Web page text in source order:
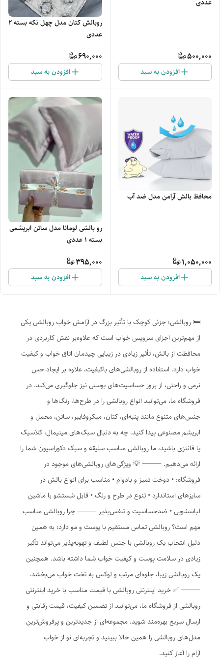
عددی
500,000
افزودن به سبد
روبالش کتان مدل چهل تکه بسته 2
عددی
690,000
افزودن به سبد
محافظ بالش آرامن مدل ضد آب
1,050,000
افزودن به سبد
رو بالشی لومانا مدل ساتن ابریشمی
بسته 1 عددی
395,000
افزودن به سبد
🛏 روبالشی؛ جزئی کوچک با تأثیر بزرگ در آرامش خواب روبالشی یکی
از مهم‌ترین اجزای سرویس خواب است که علاوه‌بر نقش کاربردی در
محافظت از بالش، تأثیر زیادی در زیبایی چیدمان اتاق خواب و کیفیت
خواب دارد. استفاده از روبالشی‌های با‌کیفیت، علاوه بر ایجاد حس
نرمی و راحتی، از بروز حساسیت‌های پوستی نیز جلوگیری می‌کند. در
فروشگاه ما، می‌توانید انواع روبالشی را در طرح‌ها، رنگ‌ها و
جنس‌های متنوع مانند پنبه‌ای، کتان، میکروفایبر، ساتن، مخمل و
ابریشم مصنوعی پیدا کنید. چه به دنبال سبک‌های مینیمال، کلاسیک
یا فانتزی باشید، ما روبالشی مناسب سلیقه و سبک دکوراسیون شما را
ارائه می‌دهیم. ⸻ 💡 ویژگی‌های روبالشی‌های موجود در
فروشگاه: • دوخت تمیز و بادوام • مناسب برای انواع بالش در
سایزهای استاندارد • تنوع در طرح و رنگ • قابل شستشو با ماشین
لباسشویی • ضدحساسیت و تنفس‌پذیر ⸻ چرا روبالشی مناسب
مهم است؟ روبالشی تماس مستقیم با پوست و مو دارد؛ به همین
دلیل انتخاب یک روبالشی با جنس لطیف و تهویه‌پذیر می‌تواند تأثیر
زیادی در سلامت پوست و کیفیت خواب شما داشته باشد. همچنین
یک روبالشی زیبا، جلوه‌ای مرتب و لوکس به تخت خواب می‌بخشد.
⸻ ✅ خرید اینترنتی روبالشی با قیمت مناسب با خرید اینترنتی
روبالشی از فروشگاه ما، می‌توانید از تضمین کیفیت، قیمت رقابتی و
ارسال سریع بهره‌مند شوید. مجموعه‌ای از جدیدترین و پرفروش‌ترین
مدل‌های روبالشی را همین حالا ببینید و تجربه‌ای نو از خواب
آرام را آغاز کنید.